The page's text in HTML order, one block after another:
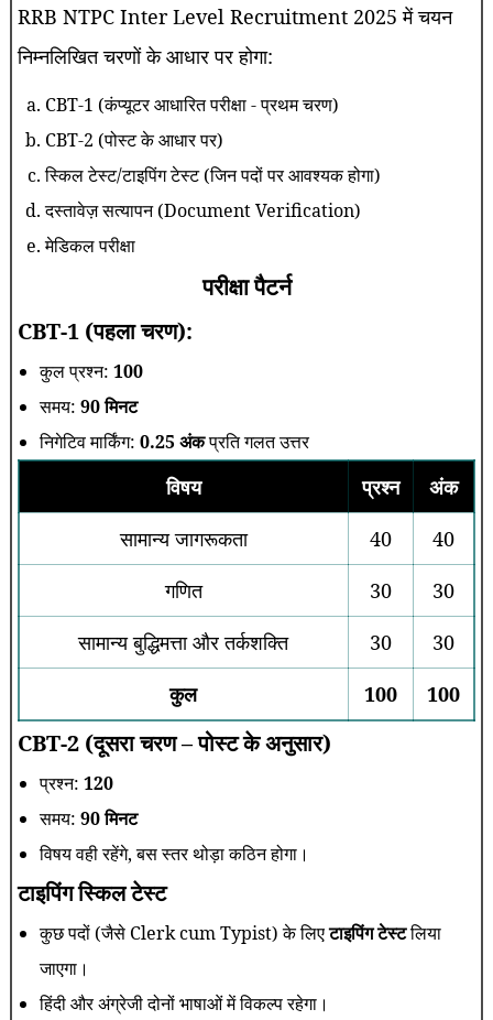
RRB NTPC Inter Level Recruitment 2025 में चयन
निम्नलिखित चरणों के आधार पर होगा:
CBT-1 (कंप्यूटर आधारित परीक्षा - प्रथम चरण)
CBT-2 (पोस्ट के आधार पर)
स्किल टेस्ट/टाइपिंग टेस्ट (जिन पदों पर आवश्यक होगा)
दस्तावेज़ सत्यापन (Document Verification)
मेडिकल परीक्षा
परीक्षा पैटर्न
CBT-1 (पहला चरण):
कुल प्रश्न: 100
समय: 90 मिनट
निगेटिव मार्किंग: 0.25 अंकप्रति गलत उत्तर
विषय प्रश्न
अंक
सामान्य जागरूकता
40
40
गणित
30
30
सामान्य बुद्धिमत्ता और तर्कशक्ति
30
30
कुल
100 100
CBT-2 (दूसरा चरण – पोस्ट के अनुसार)
प्रश्न: 120
समय: 90 मिनट
विषय वही रहेंगे, बस स्तर थोड़ा कठिन होगा।
टाइपिंग स्किल टेस्ट
कुछ पदों (जैसे Clerk cum Typist) के लिएटाइपिंग टेस्टलिया
जाएगा।
हिंदी और अंग्रेजी दोनों भाषाओं में विकल्प रहेगा।